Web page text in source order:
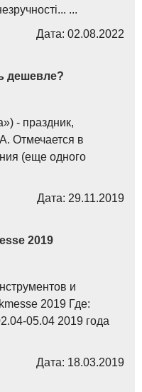
...
Дата: 02.08.2022
дешевле?
- праздник,
Отмечается в
(еще одного
Дата: 29.11.2019
2019
и
2019 Где:
05.04 2019 года
Дата: 18.03.2019